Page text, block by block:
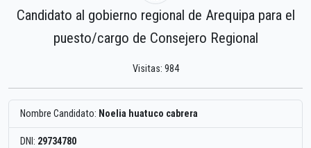
Candidato al gobierno regional de Arequipa para el
puesto/cargo de Consejero Regional
Visitas: 984
Nombre Candidato: Noelia huatuco cabrera
DNI: 29734780